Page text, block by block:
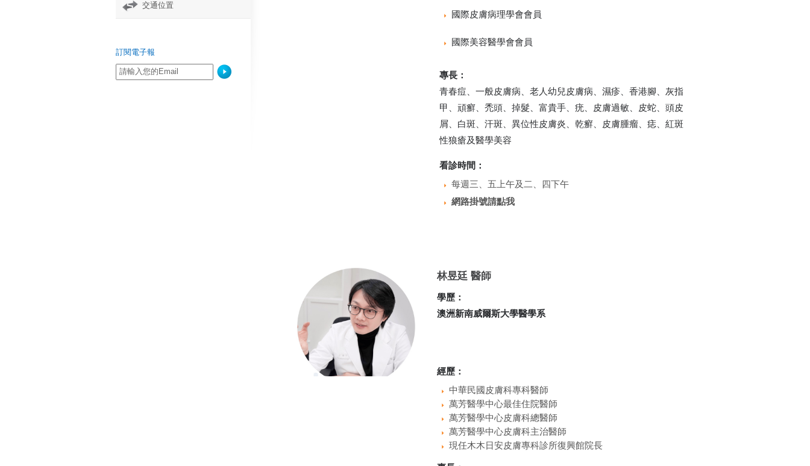
交通位置
訂閱電子報
國際皮膚病理學會會員
國際美容醫學會會員
專長：
青春痘、一般皮膚病、老人幼兒皮膚病、濕疹、香港腳、灰指
甲、頑癬、禿頭、掉髮、富貴手、疣、皮膚過敏、皮蛇、頭皮
屑、白斑、汗斑、異位性皮膚炎、乾癬、皮膚腫瘤、痣、紅斑
性狼瘡及醫學美容
看診時間：
每週三、五上午及二、四下午
網路掛號請點我
林昱廷 醫師
學歷：
澳洲新南威爾斯大學醫學系
經歷：
中華民國皮膚科專科醫師
萬芳醫學中心最佳住院醫師
萬芳醫學中心皮膚科總醫師
萬芳醫學中心皮膚科主治醫師
現任木木日安皮膚專科診所復興館院長